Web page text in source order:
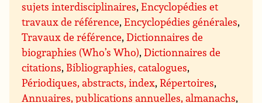
sujets interdisciplinaires,Encyclopédies et
travaux de référence,Encyclopédies générales,
Travaux de référence,Dictionnaires de
biographies (Who’s Who),Dictionnaires de
citations, Bibliographies, catalogues,
Périodiques, abstracts, index,Répertoires,
Annuaires, publications annuelles, almanachs,